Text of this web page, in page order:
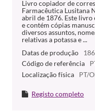
Livro copiador de
Farmacêutica Lusitana
abril de 1876. Este
e contém cópias
diversos assuntos,
relativas a potassa e ...
Datas de produção
Código de referência
Localização física
PT/
Registo completo